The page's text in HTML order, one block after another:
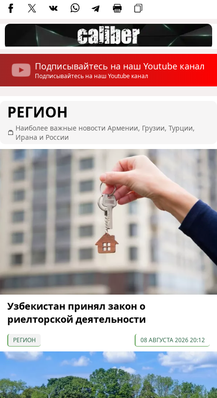
Подписывайтесь на наш Youtube канал
Подписывайтесь на наш Youtube канал
РЕГИОН
Наиболее важные новости Армении, Грузии, Турции,
Ирана и России
Узбекистан принял закон о
риелторской деятельности
РЕГИОН 08 АВГУСТА 2026 20:12